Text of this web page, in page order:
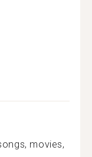
movies,